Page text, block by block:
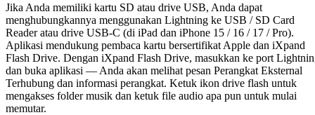
Jika Anda memiliki kartu SD atau drive USB, Anda dapat
menghubungkannya menggunakan Lightning ke USB / SD Card
Reader atau drive USB-C (di iPad dan iPhone 15 / 16 / 17 / Pro).
Aplikasi mendukung pembaca kartu bersertifikat Apple dan iXpand
Flash Drive. Dengan iXpand Flash Drive, masukkan ke port
dan buka aplikasi — Anda akan melihat pesan Perangkat Eksternal
Terhubung dan informasi perangkat. Ketuk ikon drive flash untuk
mengakses folder musik dan ketuk file audio apa pun untuk mulai
memutar.